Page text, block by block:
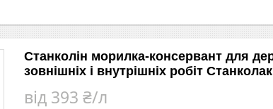
Станколін морилка-консервант для
зовнішніх і внутрішніх робіт
від 393 ₴/л